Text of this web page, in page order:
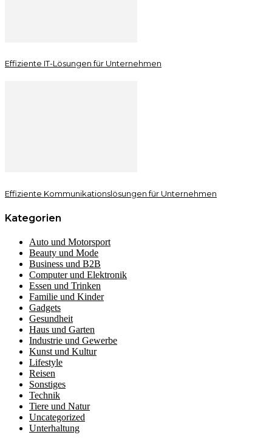
Effiziente IT-Lösungen für Unternehmen
Effiziente Kommunikationslösungen für Unternehmen
Kategorien
Auto und Motorsport
Beauty und Mode
Business und B2B
Computer und Elektronik
Essen und Trinken
Familie und Kinder
Gadgets
Gesundheit
Haus und Garten
Industrie und Gewerbe
Kunst und Kultur
Lifestyle
Reisen
Sonstiges
Technik
Tiere und Natur
Uncategorized
Unterhaltung